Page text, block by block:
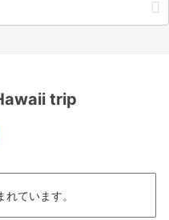
trip
旅
ています。